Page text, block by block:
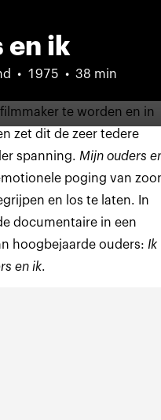
en ik
1975 38 min
te worden en in
zet dit de zeer tedere
spanning. Mijn ouders
poging van
en los te laten.
In
documentaire in een
hoogbejaarde ouders: Ik
en ik.